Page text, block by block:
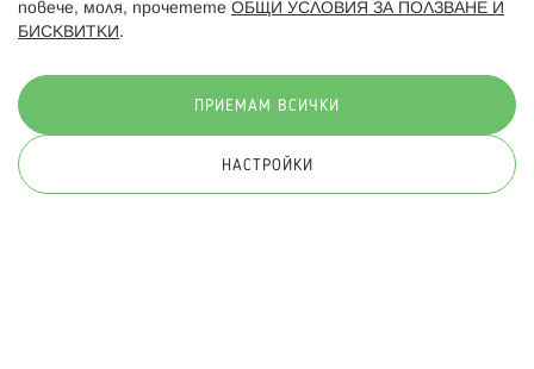
© 2026 Hippoland.net. Всички права запазени
повече, моля, прочетете ОБЩИ УСЛОВИЯ ЗА ПОЛЗВАНЕ И
БИСКВИТКИ .
ПРИЕМАМ ВСИЧКИ
НАСТРОЙКИ